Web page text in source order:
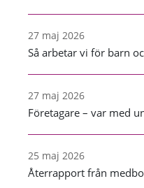
27 maj 2026
Så arbetar vi för barn
27 maj 2026
Företagare – var med
25 maj 2026
Återrapport från